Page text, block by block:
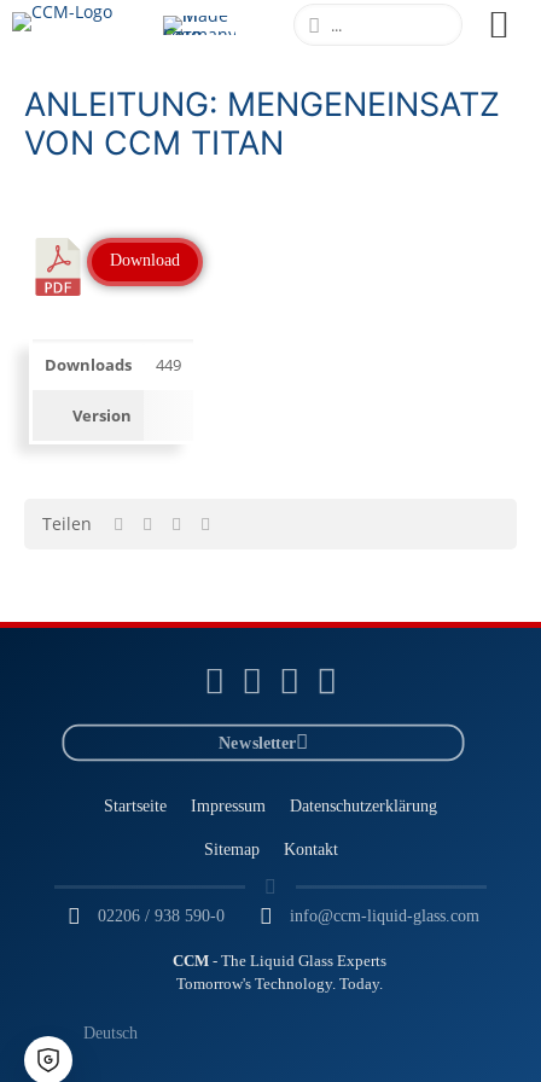
ANLEITUNG: MENGENEINSATZ
VON CCM TITAN
Download
Downloads 449
Version
Teilen
Startseite Impressum Datenschutzerklärung
Sitemap Kontakt
02206 / 938 590-0 info@ccm-liquid-glass.com
Newsletter
CCM - The Liquid Glass Experts
Tomorrow's Technology. Today.
Deutsch